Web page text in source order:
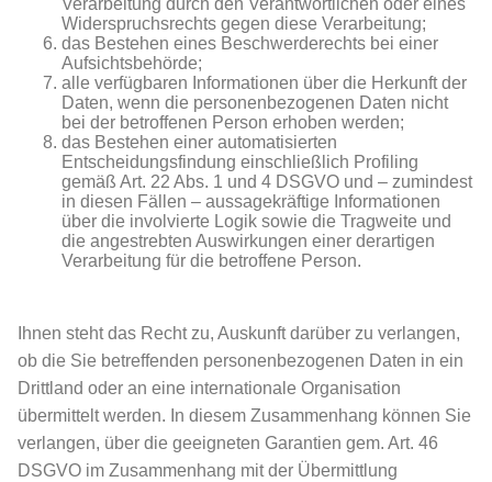
Verarbeitung durch den Verantwortlichen oder eines
Widerspruchsrechts gegen diese Verarbeitung;
das Bestehen eines Beschwerderechts bei einer
Aufsichtsbehörde;
alle verfügbaren Informationen über die Herkunft der
Daten, wenn die personenbezogenen Daten nicht
bei der betroffenen Person erhoben werden;
das Bestehen einer automatisierten
Entscheidungsfindung einschließlich Profiling
gemäß Art. 22 Abs. 1 und 4 DSGVO und – zumindest
in diesen Fällen – aussagekräftige Informationen
über die involvierte Logik sowie die Tragweite und
die angestrebten Auswirkungen einer derartigen
Verarbeitung für die betroffene Person.
Ihnen steht das Recht zu, Auskunft darüber zu verlangen,
ob die Sie betreffenden personenbezogenen Daten in ein
Drittland oder an eine internationale Organisation
übermittelt werden. In diesem Zusammenhang können Sie
verlangen, über die geeigneten Garantien gem. Art. 46
DSGVO im Zusammenhang mit der Übermittlung